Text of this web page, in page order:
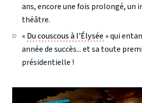
ans, encore une fois prolongé, un
théâtre.
« Du couscous à l'Élysée» qui
année de succès... et sa toute
présidentielle !